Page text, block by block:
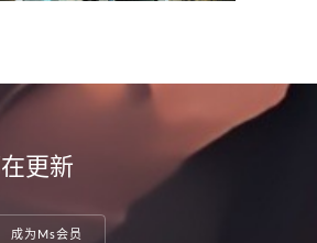
更新
成为Ms会员